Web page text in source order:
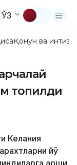
ЎЗ
Қонун ва
топилди
Келания
йўқ
қарши